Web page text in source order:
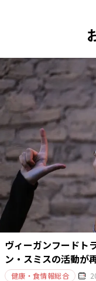
ヴィーガンフードト
ン・スミスの活動が
健康・食情報総合